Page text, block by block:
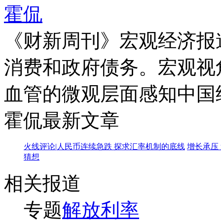
霍侃
《财新周刊》宏观经济
消费和政府债务。宏观
血管的微观层面感知中
霍侃最新文章
火线评论|人民币连续急跌 探求汇率机制的底线 增长承压
猜想
相关报道
专题解放利率